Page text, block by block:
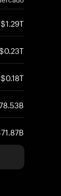
$1.29T
$0.18T